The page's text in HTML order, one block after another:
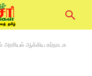
அரசியல் ஆக்கிய கர்நாடக